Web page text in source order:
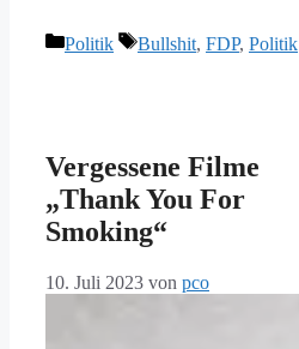
Kategorien
Politik Schlagwörter
Bullshit, FDP, Politik
Vergessene Filme
„Thank You For
Smoking“
10. Juli 2023 von pco